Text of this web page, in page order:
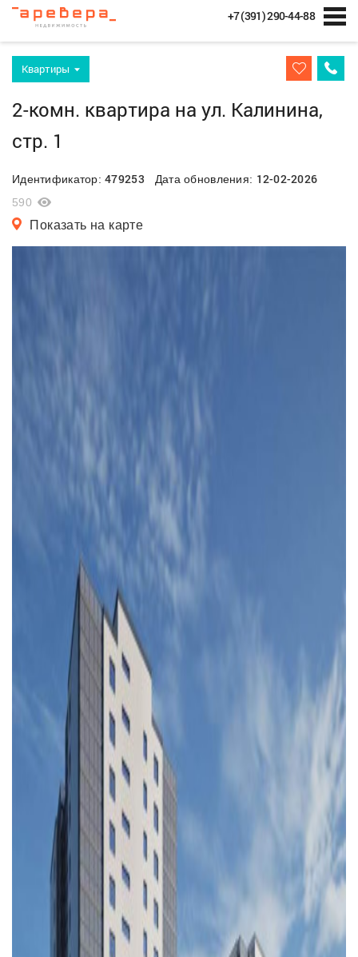
+7 (391) 290-44-88
Квартиры
2-комн. квартира на ул. Калинина,
стр. 1
Идентификатор:479253 Дата обновления: 12-02-2026
590
Показать на карте